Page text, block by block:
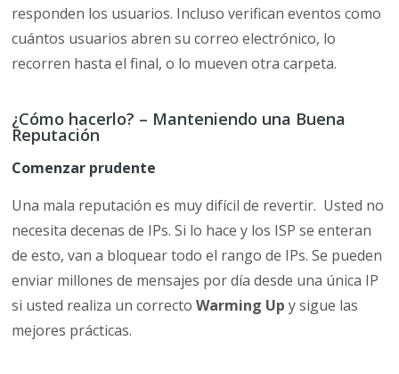
responden los usuarios. Incluso verifican eventos como
cuántos usuarios abren su correo electrónico, lo
recorren hasta el final, o lo mueven otra carpeta.
¿Cómo hacerlo? – Manteniendo una Buena
Reputación
Comenzar prudente
Una mala reputación es muy difícil de revertir. Usted no
necesita decenas de IPs. Si lo hace y los ISP se enteran
de esto, van a bloquear todo el rango de IPs. Se pueden
enviar millones de mensajes por día desde una única IP
si usted realiza un correctoWarming Up y sigue las
mejores prácticas.